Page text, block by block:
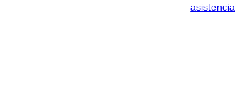
asistencia